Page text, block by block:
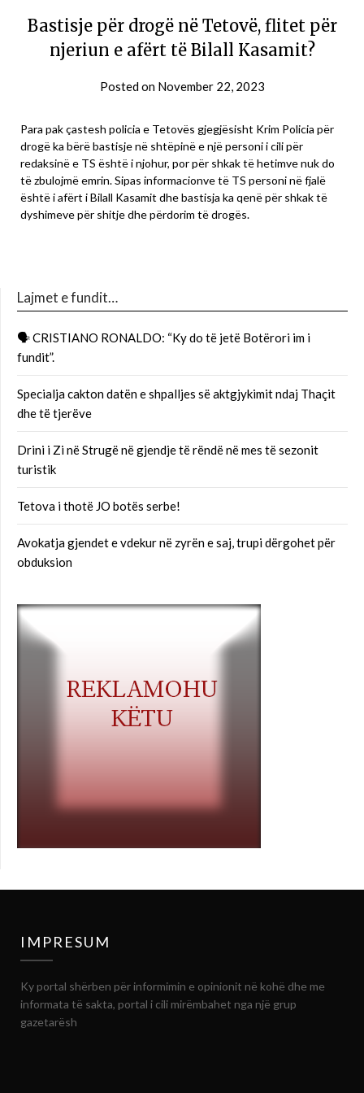
Bastisje për drogë në Tetovë, flitet për
njeriun e afërt të Bilall Kasamit?
Posted on November 22, 2023
Para pak çastesh policia e Tetovës gjegjësisht Krim Policia për
drogë ka bërë bastisje në shtëpinë e një personi i cili për
redaksinë e TS është i njohur, por për shkak të hetimve nuk do
të zbulojmë emrin. Sipas informacionve të TS personi në fjalë
është i afërt i Bilall Kasamit dhe bastisja ka qenë për shkak të
dyshimeve për shitje dhe përdorim të drogës.
Lajmet e fundit…
🗣 CRISTIANO RONALDO: “Ky do të jetë Botërori im i
fundit”.
Specialja cakton datën e shpalljes së aktgjykimit ndaj Thaçit
dhe të tjerëve
Drini i Zi në Strugë në gjendje të rëndë në mes të sezonit
turistik
Tetova i thotë JO botës serbe!
Avokatja gjendet e vdekur në zyrën e saj, trupi dërgohet për
obduksion
IMPRESUM
Ky portal shërben për informimin e opinionit në kohë dhe me
informata të sakta, portal i cili mirëmbahet nga një grup
gazetarësh